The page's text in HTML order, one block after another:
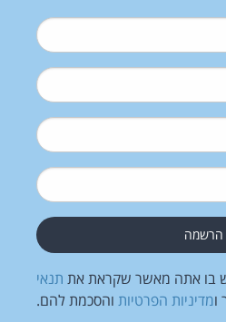
בו אתה מאשר שקראת את תנאי
ומדיניות הפרטיות והסכמת להם.